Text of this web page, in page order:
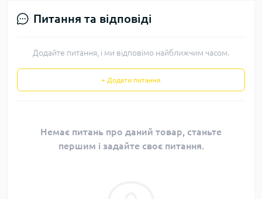
Питання та відповіді
Додайте питання, і ми відповімо найближчим часом.
+ Додати питання
Немає питань про даний товар, станьте
першим і задайте своє питання.